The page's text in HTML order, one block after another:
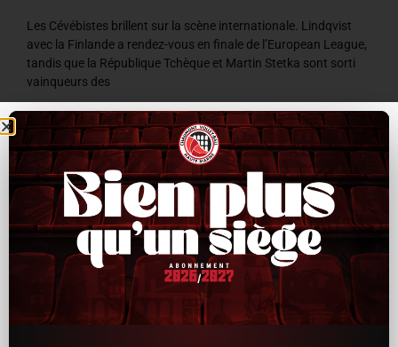
Les Cévébistes brillent sur la scène internationale. Lindqvist
avec la Finlande a rendez-vous en finale de l’European League,
tandis que la République Tchèque et Martin Stetka sont sorti
vainqueurs des
LIRE LA SUITE »
8 juillet 2026 9 h 59 min
ACTUALITÉS